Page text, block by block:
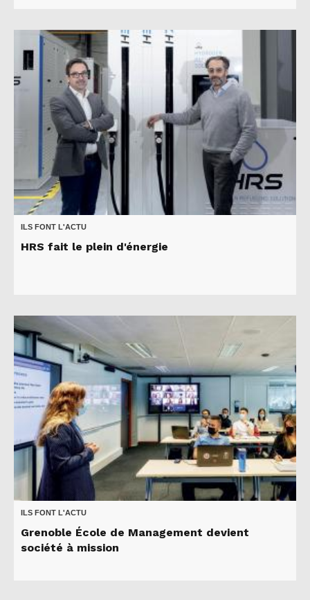
ILS FONT L'ACTU
HRS fait le plein d'énergie
ILS FONT L'ACTU
Grenoble École de Management devient
société à mission